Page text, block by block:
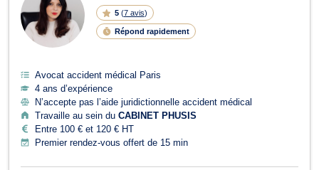
5 (7 avis)
Répond rapidement
Avocat accident médical Paris
4 ans d’expérience
N’accepte pas l’aide juridictionnelle accident médical
Travaille au sein du CABINET PHUSIS
Entre 100 € et 120 € HT
Premier rendez-vous offert de 15 min